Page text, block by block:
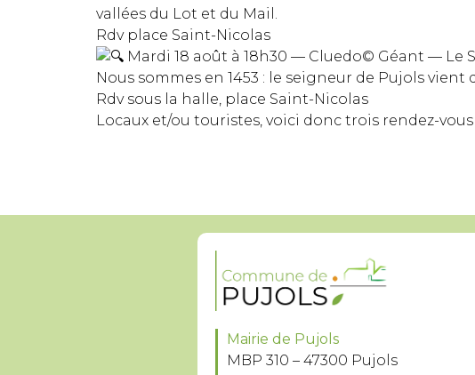
vallées du Lot et du Mail.
Rdv place Saint-Nicolas
Mardi 18 août à 18h30 — Cluedo© Géant — Le
Nous sommes en 1453 : le seigneur de Pujols
Rdv sous la halle, place Saint-Nicolas
Locaux et/ou touristes, voici donc trois rendez-
Mairie de Pujols
MBP 310 – 47300 Pujols